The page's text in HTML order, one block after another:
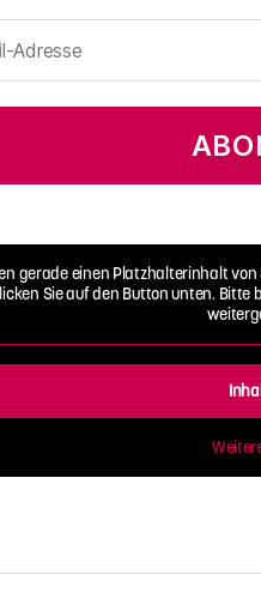
gerade einen Platzhalterinhalt von
Sie auf den Button unten.